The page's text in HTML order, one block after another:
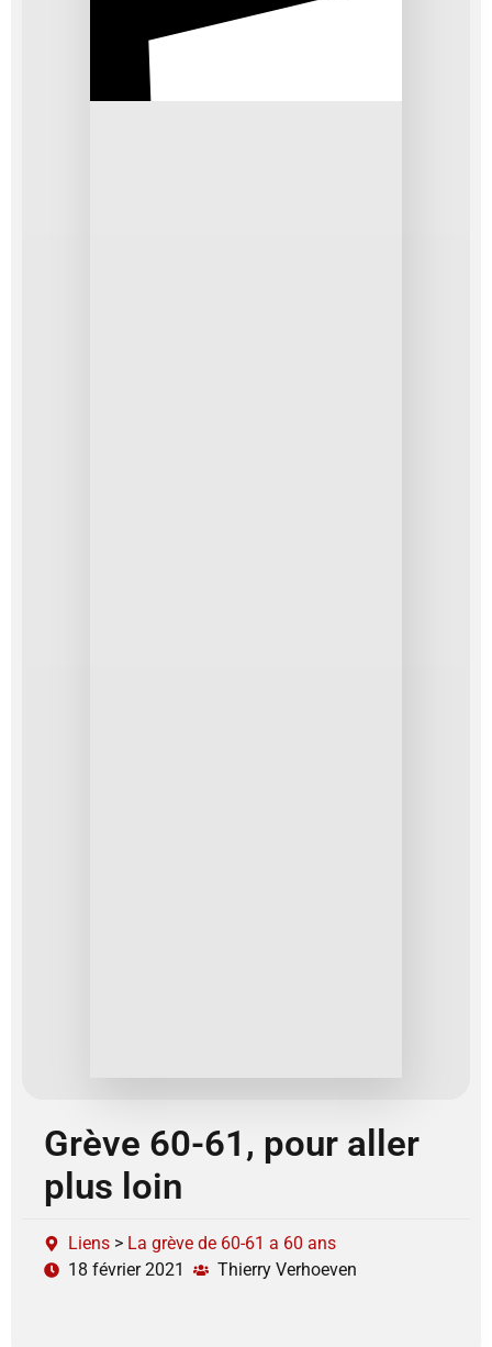
Grève 60-61, pour aller
plus loin
Liens > La grève de 60-61 a 60 ans
18 février 2021
Thierry Verhoeven